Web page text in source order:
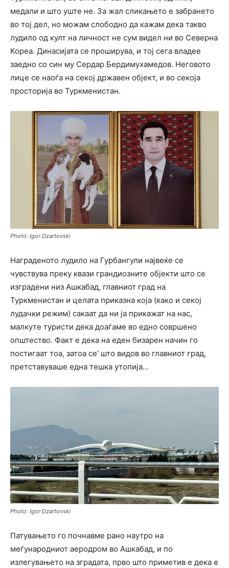
медали и што уште не. За жал сликањето е забрането
во тој дел, но можам слободно да кажам дека такво
лудило од култ на личност не сум видел ни во Северна
Кореа. Динасијата се проширува, и тој сега владее
заедно со син му Сердар Бердимухамедов. Неговото
лице се наоѓа на секој државен објект, и во секоја
просторија во Туркменистан.
Photo: Igor Dzartovski
Награденото лудило на Гурбангули највеќе се
чувствува преку квази грандиозните објекти што се
изградени низ Ашкабад, главниот град на
Туркменистан и целата приказна која (како и секој
лудачки режим) сакаат да ни ја прикажат на нас,
малкуте туристи дека доаѓаме во едно совршено
општество. Факт е дека на еден бизарен начин го
постигаат тоа, затоа се’ што видов во главниот град,
претставуваше една тешка утопија…
Photo: Igor Dzartovski
Патувањето го почнавме рано наутро на
меѓународниот аеродром во Ашкабад, и по
излегувањето на зградата, прво што приметив е дека е